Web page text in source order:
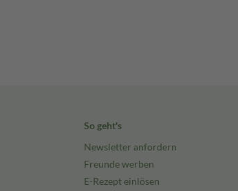
So geht's
Newsletter anfordern
Freunde werben
E-Rezept einlösen